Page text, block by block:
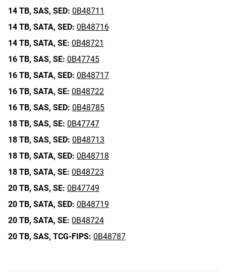
14 TB, SAS, SED: 0B48711
14 TB, SATA, SED: 0B48716
14 TB, SATA, SE: 0B48721
16 TB, SAS, SE: 0B47745
16 TB, SATA, SED: 0B48717
16 TB, SATA, SE: 0B48722
16 TB, SAS, SED: 0B48785
18 TB, SAS, SE: 0B47747
18 TB, SAS, SED: 0B48713
18 TB, SATA, SED: 0B48718
18 TB, SATA, SE: 0B48723
20 TB, SAS, SE: 0B47749
20 TB, SATA, SED: 0B48719
20 TB, SATA, SE: 0B48724
20 TB, SAS, TCG-FIPS: 0B48787